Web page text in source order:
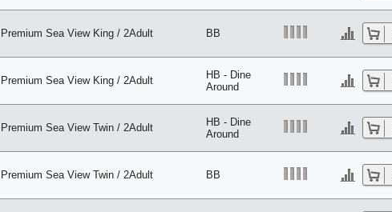
Premium Sea View King / 2Adult BB
Premium Sea View King / 2Adult
HB - Dine
Around
Premium Sea View Twin / 2Adult
HB - Dine
Around
Premium Sea View Twin / 2Adult BB